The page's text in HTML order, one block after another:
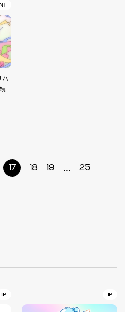
ハ
17 18 19 ... 25
IP IP